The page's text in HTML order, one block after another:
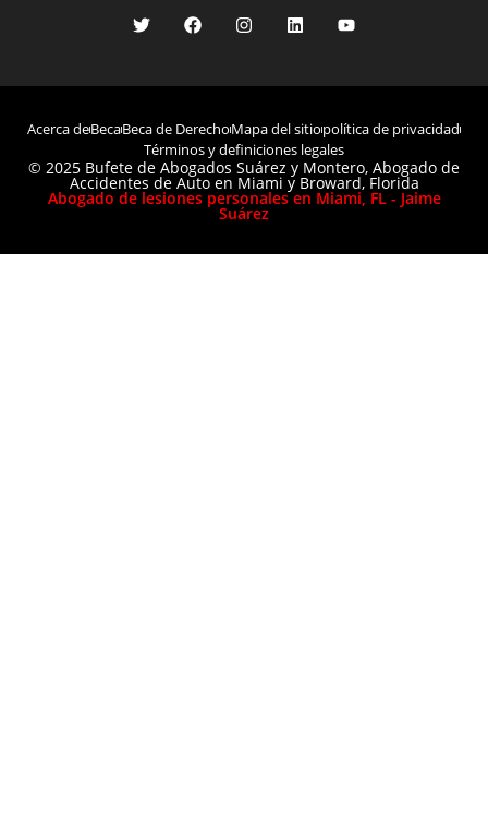
Acerca deBecaBeca de DerechoMapa del sitiopolítica de privacidad
Términos y definiciones legales
© 2025 Bufete de Abogados Suárez y Montero, Abogado de
Accidentes de Auto en Miami y Broward, Florida
Abogado de lesiones personales en Miami, FL - Jaime
Suárez